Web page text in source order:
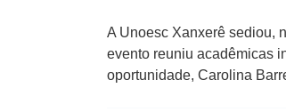
A Unoesc Xanxerê sediou,
evento reuniu acadêmicas
oportunidade, Carolina